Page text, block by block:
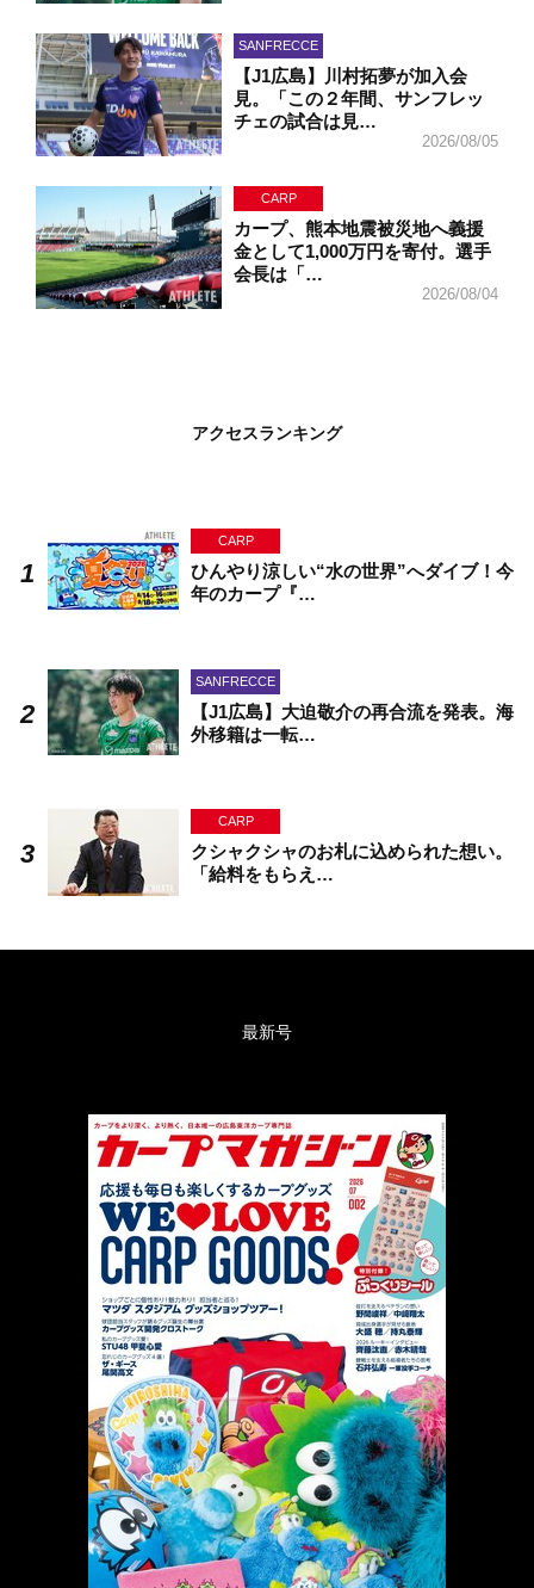
SANFRECCE
【J1広島】川村拓夢が加入会
見。「この２年間、サンフレッ
チェの試合は見…
2026/08/05
CARP
カープ、熊本地震被災地へ義援
金として1,000万円を寄付。選手
会長は「…
2026/08/04
アクセスランキング
CARP
ひんやり涼しい“水の世界”へダイブ！今
年のカープ『…
SANFRECCE
【J1広島】大迫敬介の再合流を発表。海
外移籍は一転…
CARP
クシャクシャのお札に込められた想い。
「給料をもらえ…
最新号